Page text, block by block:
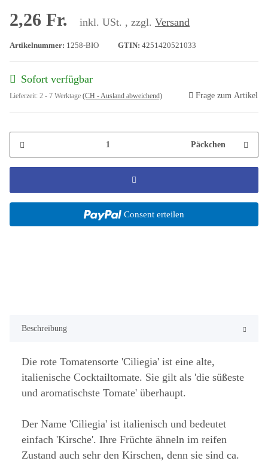
2,26 Fr. inkl. USt. , zzgl. Versand
Artikelnummer: 1258-BIO GTIN: 4251420521033
Sofort verfügbar
Lieferzeit: 2 - 7 Werktage (CH - Ausland abweichend) Frage zum Artikel
Päckchen
Consent erteilen
Beschreibung
Die rote Tomatensorte 'Ciliegia' ist eine alte,
italienische Cocktailtomate. Sie gilt als 'die süßeste
und aromatischste Tomate' überhaupt.
Der Name 'Ciliegia' ist italienisch und bedeutet
einfach 'Kirsche'. Ihre Früchte ähneln im reifen
Zustand auch sehr den Kirschen, denn sie sind ca.